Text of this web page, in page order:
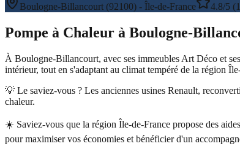
Boulogne-Billancourt (92100) - Île-de-France 4.8/5
Pompe à Chaleur à Boulogne-
À Boulogne-Billancourt, avec ses immeubles Art Déco et
intérieur, tout en s'adaptant au climat tempéré de la région
💡 Le saviez-vous ? Les anciennes usines Renault,
chaleur.
☀️ Saviez-vous que la région Île-de-France propose des
pour maximiser vos économies et bénéficier d'un